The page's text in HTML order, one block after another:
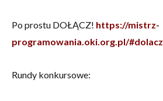
Po prostu DOŁĄCZ! https://mistrz-
programowania.oki.org.pl/#dolacz
Rundy konkursowe: